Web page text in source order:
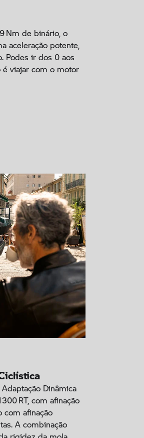
Nm de binário, o
aceleração potente,
Podes ir dos 0 aos
viajar com o motor
Dinâmica
RT, com afinação
afinação
A combinação